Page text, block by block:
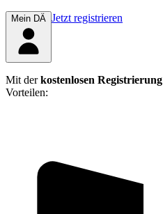
Mein DÄ Jetzt registrieren
Mit derkostenlosen Registrierung
Vorteilen: